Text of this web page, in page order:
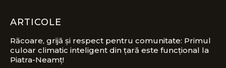
ARTICOLE
Răcoare, grijă și respect pentru comunitate: Primul
culoar climatic inteligent din țară este funcțional la
Piatra-Neamț!